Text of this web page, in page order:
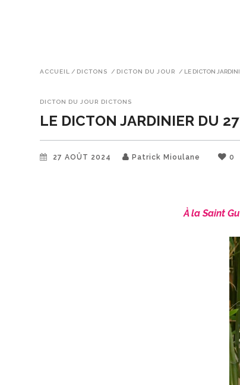
ACCUEIL / DICTONS / DICTON DU JOUR / LE DICTON
DICTON DU JOUR DICTONS
LE DICTON JARDINIER DU
27 AOÛT 2024 Patrick Mioulane 0
À la Saint